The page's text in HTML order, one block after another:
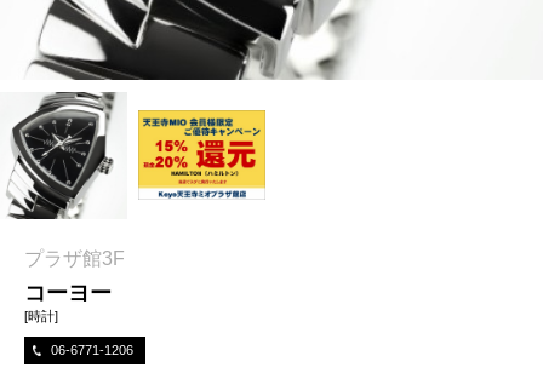
プラザ館3F
コーヨー
[時計]
06-6771-1206